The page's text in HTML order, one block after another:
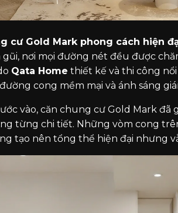
cư Gold Mark phong cách hiện
nơi mọi đường nét đều được
Qata Home thiết kế và thi công
cong mềm mại và ánh sáng
vào, căn chung cư Gold Mark đã
từng chi tiết. Những vòm cong
tạo nên tổng thể hiện đại nhưng